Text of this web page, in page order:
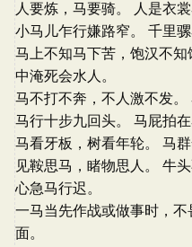
人要炼，马要骑。 人是衣裳
小马儿乍行嫌路窄。 千里骡
马上不知马下苦，饱汉不
中淹死会水人。
马不打不奔，不人激不发。
马行十步九回头。 马屁拍在
马看牙板，树看年轮。 马群
见鞍思马，睹物思人。 牛
心急马行迟。
一马当先作战或做事时，
面。